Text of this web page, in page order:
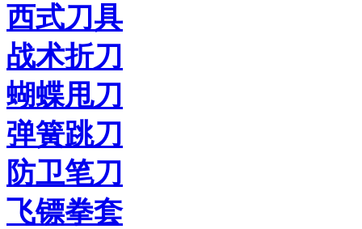
西式刀具
战术折刀
蝴蝶甩刀
弹簧跳刀
防卫笔刀
飞镖拳套